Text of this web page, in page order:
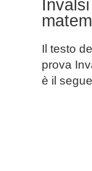
Il testo
prova
è il